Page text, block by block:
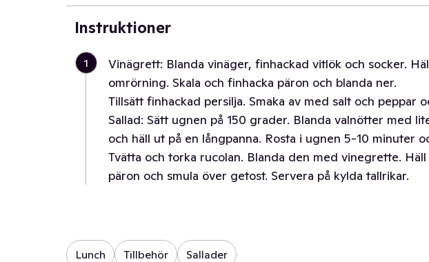
Instruktioner
1
Vinägrett: Blanda vinäger, finhackad vitlök och socker.
omrörning. Skala och finhacka päron och blanda ner.
Tillsätt finhackad persilja. Smaka av med salt och peppar
Sallad: Sätt ugnen på 150 grader. Blanda valnötter med
och häll ut på en långpanna. Rosta i ugnen 5-10 minuter
Tvätta och torka rucolan. Blanda den med vinegrette.
päron och smula över getost. Servera på kylda tallrikar.
Lunch Tillbehör Sallader